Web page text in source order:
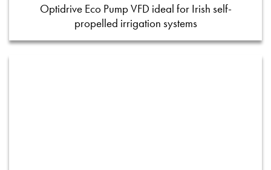
Optidrive Eco Pump VFD ideal for Irish self-
propelled irrigation systems